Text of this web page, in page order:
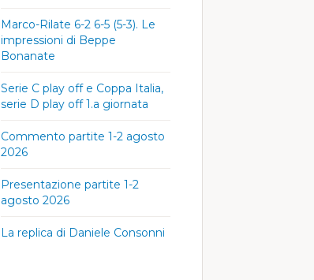
Marco-Rilate 6-2 6-5 (5-3). Le
impressioni di Beppe
Bonanate
Serie C play off e Coppa Italia,
serie D play off 1.a giornata
Commento partite 1-2 agosto
2026
Presentazione partite 1-2
agosto 2026
La replica di Daniele Consonni